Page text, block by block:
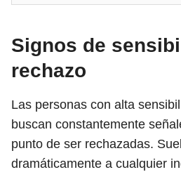
Signos de
rechazo
Las personas con alta
buscan constantemente
punto de ser rechazadas.
dramáticamente a cualquier